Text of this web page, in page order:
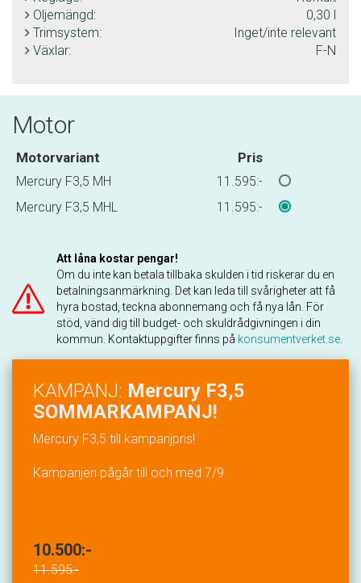
Oljemängd:
0,30 l
Trimsystem:
Inget/inte relevant
Växlar:
F-N
Motor
Motorvariant Pris
Mercury F3,5 MH
11.595:-
Mercury F3,5 MHL
11.595:-
Att låna kostar pengar!
Om du inte kan betala tillbaka skulden i tid riskerar du en
betalningsanmärkning. Det kan leda till svårigheter att få
hyra bostad, teckna abonnemang och få nya lån. För
stöd, vänd dig till budget- och skuldrådgivningen i din
kommun. Kontaktuppgifter finns på konsumentverket.se
KAMPANJ: Mercury F3,5
SOMMARKAMPANJ!
Mercury F3,5 till kampanjpris!
Kampanjen pågår till och med 7/9
10.500:-
11.595:-